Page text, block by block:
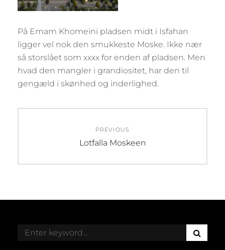
På Emam Khomeini pladsen midt i Isfahan
ligger vel nok den smukkeste Moske. Ikke nær
så storslået som xxxx for enden af pladsen. Men
hvad den mangler i grandiositet, har den til
gengæld i skønhed og inderlighed.
navigation
PREVIOUS
Previous
Lotfalla Moskeen
Search
E